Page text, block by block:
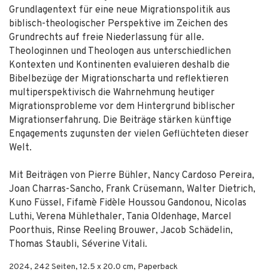
Grundlagentext für eine neue Migrationspolitik aus
biblisch-theologischer Perspektive im Zeichen des
Grundrechts auf freie Niederlassung für alle.
Theologinnen und Theologen aus unterschiedlichen
Kontexten und Kontinenten evaluieren deshalb die
Bibelbezüge der Migrationscharta und reflektieren
multiperspektivisch die Wahrnehmung heutiger
Migrationsprobleme vor dem Hintergrund biblischer
Migrationserfahrung. Die Beiträge stärken künftige
Engagements zugunsten der vielen Geflüchteten dieser
Welt.
Mit Beiträgen von Pierre Bühler, Nancy Cardoso Pereira,
Joan Charras-Sancho, Frank Crüsemann, Walter Dietrich,
Kuno Füssel, Fifamè Fidèle Houssou Gandonou, Nicolas
Luthi, Verena Mühlethaler, Tania Oldenhage, Marcel
Poorthuis, Rinse Reeling Brouwer, Jacob Schädelin,
Thomas Staubli, Séverine Vitali.
2024, 242 Seiten, 12.5 x 20.0 cm, Paperback